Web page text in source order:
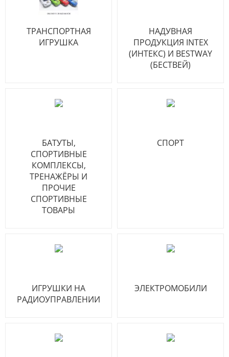
ТРАНСПОРТНАЯ
ИГРУШКА
НАДУВНАЯ
ПРОДУКЦИЯ INTEX
(ИНТЕКС) И BESTWAY
(БЕСТВЕЙ)
БАТУТЫ,
СПОРТИВНЫЕ
КОМПЛЕКСЫ,
ТРЕНАЖЁРЫ И
ПРОЧИЕ
СПОРТИВНЫЕ
ТОВАРЫ
СПОРТ
ИГРУШКИ НА
РАДИОУПРАВЛЕНИИ
ЭЛЕКТРОМОБИЛИ